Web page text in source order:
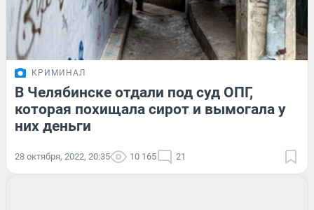
КРИМИНАЛ
В Челябинске отдали под суд ОПГ,
которая похищала сирот и вымогала у
них деньги
28 октября, 2022, 20:35 10 165 21